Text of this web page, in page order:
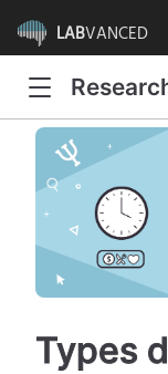
LABVANCED
Types